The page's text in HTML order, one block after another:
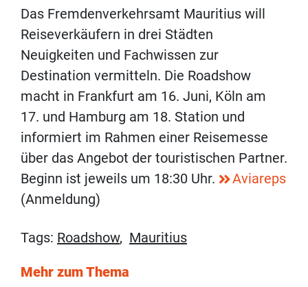
Das Fremdenverkehrsamt Mauritius will
Reiseverkäufern in drei Städten
Neuigkeiten und Fachwissen zur
Destination vermitteln. Die Roadshow
macht in Frankfurt am 16. Juni, Köln am
17. und Hamburg am 18. Station und
informiert im Rahmen einer Reisemesse
über das Angebot der touristischen Partner.
Beginn ist jeweils um 18:30 Uhr.
Aviareps
(Anmeldung)
Tags: Roadshow, Mauritius
Mehr zum Thema